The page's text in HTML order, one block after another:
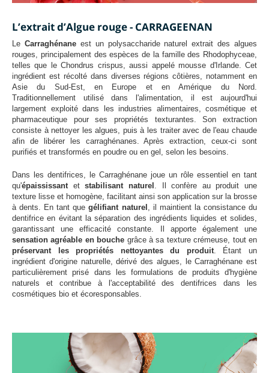
L’extrait d’Algue rouge - CARRAGEENAN
Le Carraghénaneest un polysaccharide naturel extrait des algues
rouges, principalement des espèces de la famille des Rhodophyceae,
telles que le Chondrus crispus, aussi appelé mousse d'Irlande. Cet
ingrédient est récolté dans diverses régions côtières, notamment en
Asie du Sud-Est, en Europe et en Amérique du Nord.
Traditionnellement utilisé dans l'alimentation, il est aujourd'hui
largement exploité dans les industries alimentaires, cosmétique et
pharmaceutique pour ses propriétés texturantes. Son extraction
consiste à nettoyer les algues, puis à les traiter avec de l'eau chaude
afin de libérer les carraghénanes. Après extraction, ceux-ci sont
purifiés et transformés en poudre ou en gel, selon les besoins.
Dans les dentifrices, le Carraghénane joue un rôle essentiel en tant
qu'épaississantetstabilisant naturel . Il confère au produit une
texture lisse et homogène, facilitant ainsi son application sur la brosse
à dents. En tant quegélifiant naturel , il maintient la consistance du
dentifrice en évitant la séparation des ingrédients liquides et solides,
garantissant une efficacité constante. Il apporte également une
sensation agréable en bouche grâce à sa texture crémeuse, tout en
préservant les propriétés nettoyantes du produit. Étant un
ingrédient d'origine naturelle, dérivé des algues, le Carraghénane est
particulièrement prisé dans les formulations de produits d'hygiène
naturels et contribue à l'acceptabilité des dentifrices dans les
cosmétiques bio et écoresponsables.